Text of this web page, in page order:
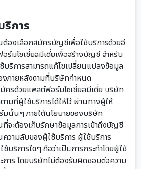
ริการ
ต้องเลือกสมัครบัญชีเพื่อใช้บริการด้วยอี
ร์มโซเชี่ยลมีเดี่ยเพื่อสร้างบัญชี สำหรับ
บริการสามารถแก้ไขเปลี่ยนแปลงข้อมูล
งภายหลังตามที่บริษัทกำหนด
ครด้วยแพลต์ฟอร์มโซเชี่ยลมีเดี่ย บริษัท
ามที่ผู้ใช้บริการได้ให้ไว้ ผ่านทางผู้ให้
มนั้นๆ ภายใต้นโยบายของบริษัท
ที่จะต้องเก็บรักษาข้อมูลการเข้าถึงบัญชี
ความลับของผู้ใช้บริการ ผู้ใช้บริการ
บริการใดๆ ถือว่าเป็นการกระทำโดยผู้ใช้
การ โดยบริษัทไม่ต้องรับผิดชอบต่อความ